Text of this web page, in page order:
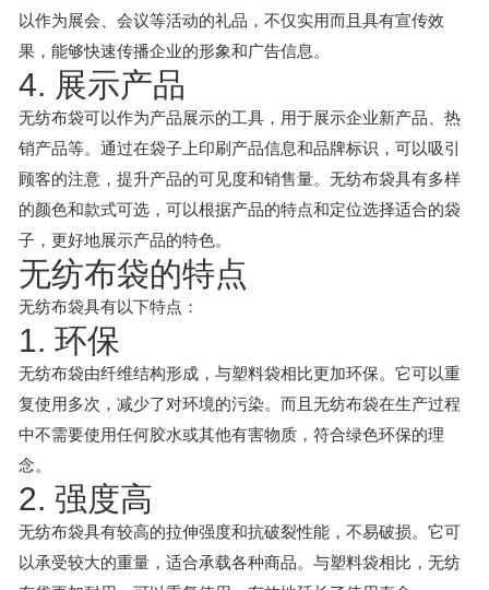
以作为展会、会议等活动的礼品，不仅实用而且具有宣传效
果，能够快速传播企业的形象和广告信息。
4. 展示产品
无纺布袋可以作为产品展示的工具，用于展示企业新产品、热
销产品等。通过在袋子上印刷产品信息和品牌标识，可以吸引
顾客的注意，提升产品的可见度和销售量。无纺布袋具有多样
的颜色和款式可选，可以根据产品的特点和定位选择适合的袋
子，更好地展示产品的特色。
无纺布袋的特点
无纺布袋具有以下特点：
1. 环保
无纺布袋由纤维结构形成，与塑料袋相比更加环保。它可以重
复使用多次，减少了对环境的污染。而且无纺布袋在生产过程
中不需要使用任何胶水或其他有害物质，符合绿色环保的理
念。
2. 强度高
无纺布袋具有较高的拉伸强度和抗破裂性能，不易破损。它可
以承受较大的重量，适合承载各种商品。与塑料袋相比，无纺